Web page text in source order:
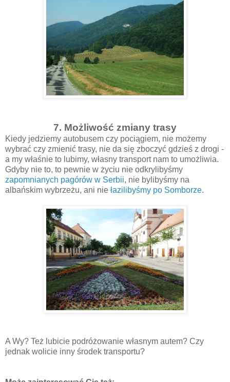
7. Możliwość zmiany trasy
Kiedy jedziemy autobusem czy pociągiem, nie możemy
wybrać czy zmienić trasy, nie da się zboczyć gdzieś z drogi -
a my właśnie to lubimy, własny transport nam to umożliwia.
Gdyby nie to, to pewnie w życiu nie odkrylibyśmy
zapomnianych pagórów w Serbii, nie bylibyśmy na
albańskim wybrzeżu, ani nie łazilibyśmy po Somborze.
A Wy? Też lubicie podróżowanie własnym autem? Czy
jednak wolicie inny środek transportu?